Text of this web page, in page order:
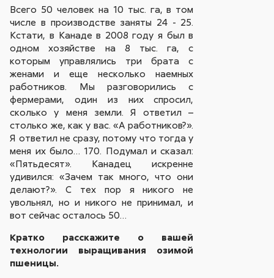
Всего 50 человек на 10 тыс. га, в том
числе в производстве заняты 24 - 25.
Кстати, в Канаде в 2008 году я был в
одном хозяйстве на 8 тыс. га, с
которым управлялись три брата с
женами и еще несколько наемных
работников. Мы разговорились с
фермерами, один из них спросил,
сколько у меня земли. Я ответил –
столько же, как у вас. «А работников?».
Я ответил не сразу, потому что тогда у
меня их было… 170. Подумал и сказал:
«Пятьдесят». Канадец искренне
удивился: «Зачем так много, что они
делают?». С тех пор я никого не
увольнял, но и никого не принимал, и
вот сейчас осталось 50…
Кратко расскажите о вашей
технологии выращивания озимой
пшеницы.